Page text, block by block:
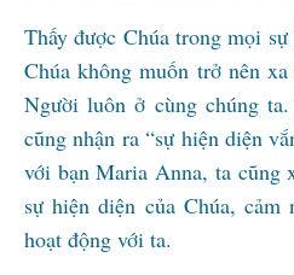
Thấy được Chúa trong mọi
Chúa không muốn trở nên
Người luôn ở cùng chúng
cũng nhận ra “sự hiện diện
với bạn Maria Anna, ta cũng
sự hiện diện của Chúa, cảm
hoạt động với ta.